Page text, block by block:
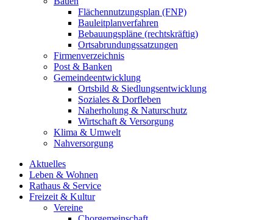
Flächennutzungsplan (FNP)
Bauleitplanverfahren
Bebauungspläne (rechtskräftig)
Ortsabrundungssatzungen
Firmenverzeichnis
Post & Banken
Gemeindeentwicklung
Ortsbild & Siedlungsentwicklung
Soziales & Dorfleben
Naherholung & Naturschutz
Wirtschaft & Versorgung
Klima & Umwelt
Nahversorgung
Aktuelles
Leben & Wohnen
Rathaus & Service
Freizeit & Kultur
Vereine